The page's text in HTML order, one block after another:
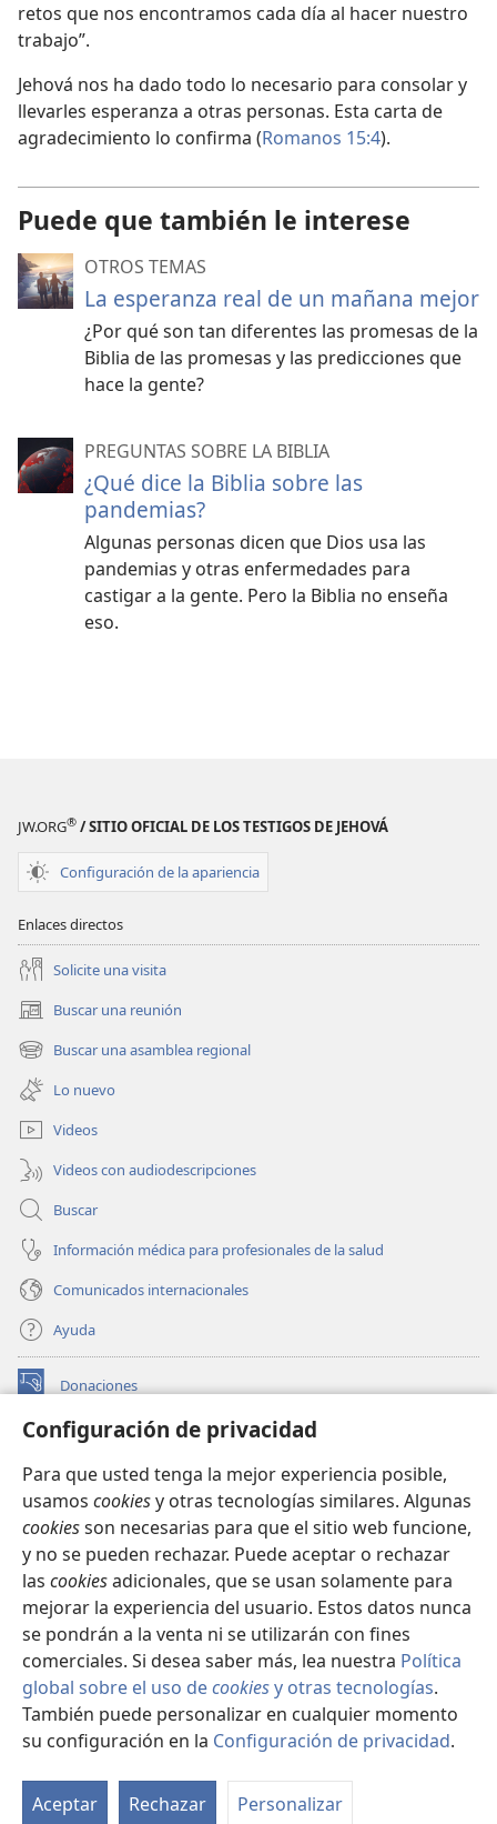
Configuración de privacidad
Para que usted tenga la mejor experiencia posible,
usamos cookiesy otras tecnologías similares. Algunas
cookiesson necesarias para que el sitio web funcione,
y no se pueden rechazar. Puede aceptar o rechazar
las cookiesadicionales, que se usan solamente para
mejorar la experiencia del usuario. Estos datos nunca
se pondrán a la venta ni se utilizarán con fines
comerciales. Si desea saber más, lea nuestra Política
global sobre el uso decookiesy otras tecnologías.
También puede personalizar en cualquier momento
su configuración en la Configuración de privacidad.
Aceptar Rechazar Personalizar
retos que nos encontramos cada día al hacer nuestro
trabajo”.
Jehová nos ha dado todo lo necesario para consolar y
llevarles esperanza a otras personas. Esta carta de
agradecimiento lo confirma (Romanos 15:4).
Puede que también le interese
OTROS TEMAS
La esperanza real de un mañana mejor
¿Por qué son tan diferentes las promesas de la
Biblia de las promesas y las predicciones que
hace la gente?
PREGUNTAS SOBRE LA BIBLIA
¿Qué dice la Biblia sobre las
pandemias?
Algunas personas dicen que Dios usa las
pandemias y otras enfermedades para
castigar a la gente. Pero la Biblia no enseña
eso.
JW.ORG® / SITIO OFICIAL DE LOS TESTIGOS DE JEHOVÁ
Configuración de la apariencia
Enlaces directos
Solicite una visita
Buscar una reunión
(abre
una
nueva
ventana)
Buscar una asamblea regional
(abre
una
nueva
ventana)
Lo nuevo
Videos
Videos con audiodescripciones
Buscar
Información médica para profesionales de la salud
Comunicados internacionales
Ayuda
Donaciones
(abre
nueva BIBLIOTECA EN LÍNEA Watchtower™
una
nueva
ventana)
JW Hub
(abre
una
nueva
ventana)
JW Library
Watchtower Library
Copyright© 2026 Watch Tower Bible and Tract Society of Pennsylvania.
CONDICIONES DE USO| POLÍTICA DE PRIVACIDAD
|
CONFIGURACIÓN DE PRIVACIDAD